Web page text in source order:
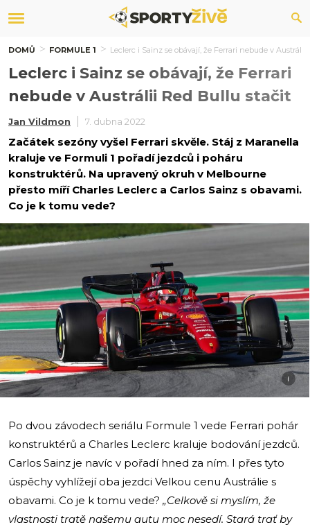
DOMŮ FORMULE 1 Leclerc i Sainz se obávají, že Ferrari nebude v
Leclerc i Sainz se obávají, že Ferrari
nebude v Austrálii Red Bullu stačit
Jan Vildmon 7. dubna 2022
Začátek sezóny vyšel Ferrari skvěle. Stáj z Maranella
kraluje ve Formuli 1 pořadí jezdců i poháru
konstruktérů. Na upravený okruh v Melbourne
přesto míří Charles Leclerc a Carlos Sainz s obavami.
Co je k tomu vede?
i
Po dvou závodech seriálu Formule 1 vede Ferrari pohár
konstruktérů a Charles Leclerc kraluje bodování jezdců.
Carlos Sainz je navíc v pořadí hned za ním. I přes tyto
úspěchy vyhlížejí oba jezdci Velkou cenu Austrálie s
obavami. Co je k tomu vede? „Celkově si myslím, že
vlastnosti tratě našemu autu moc nesedí. Stará trať by